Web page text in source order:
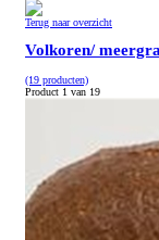
Terug naar overzicht
Volkoren/
(19 producten)
Product 1 van 19